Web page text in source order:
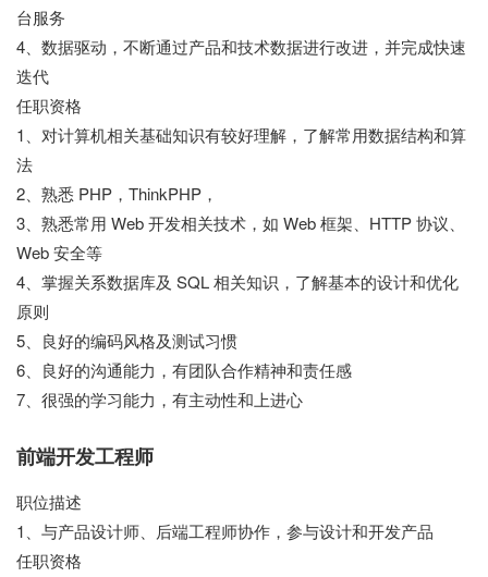
台服务
4、数据驱动，不断通过产品和技术数据进行改进，并完成快速
迭代
任职资格
1、对计算机相关基础知识有较好理解，了解常用数据结构和算
法
2、熟悉 PHP，ThinkPHP，
3、熟悉常用 Web 开发相关技术，如 Web 框架、HTTP 协议、
Web 安全等
4、掌握关系数据库及 SQL 相关知识，了解基本的设计和优化
原则
5、良好的编码风格及测试习惯
6、良好的沟通能力，有团队合作精神和责任感
7、很强的学习能力，有主动性和上进心
前端开发工程师
职位描述
1、与产品设计师、后端工程师协作，参与设计和开发产品
任职资格